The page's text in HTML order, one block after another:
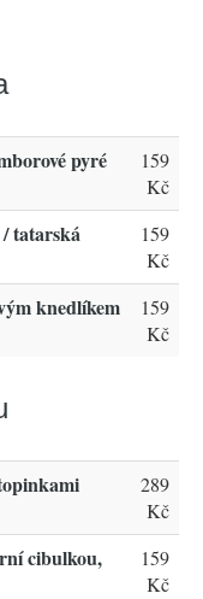
pyré
159
Kč
tatarská
159
Kč
knedlíkem
159
Kč
289
Kč
cibulkou,
159
Kč